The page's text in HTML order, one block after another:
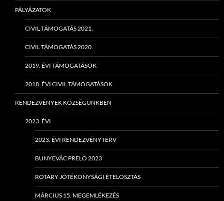
PÁLYÁZATOK
CIVIL TÁMOGATÁS 2021.
CIVIL TÁMOGATÁS 2020.
2019. ÉVI TÁMOGATÁSOK
2018. ÉVI CIVIL TÁMOGATÁSOK
RENDEZVÉNYEK KÖZSÉGÜNKBEN
2023. ÉVI
2023. ÉVI RENDEZVÉNYTERV
BUNYEVÁC PRELO 2023
ROTARY JÓTÉKONYSÁGI ÉTELOSZTÁS
MÁRCIUS 15. MEGEMLÉKEZÉS